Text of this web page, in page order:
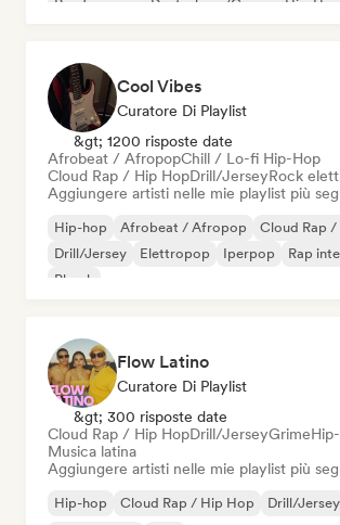
Rap francese Deutschrap/German Hip-Hop
Cool Vibes
Curatore Di Playlist
&gt; 1200 risposte date
Afrobeat / AfropopChill / Lo-fi Hip-Hop
Cloud Rap / Hip HopDrill/JerseyRock
Aggiungere artisti nelle mie playlist più
Hip-hop Afrobeat / Afropop
Cloud Rap
Drill/Jersey
Elettropop Iperpop
Rap
Phonk
Flow Latino
Curatore Di Playlist
&gt; 300 risposte date
Cloud Rap / Hip HopDrill/JerseyGrime
Musica latina
Aggiungere artisti nelle mie playlist più
Hip-hop Cloud Rap / Hip Hop Drill/Jersey